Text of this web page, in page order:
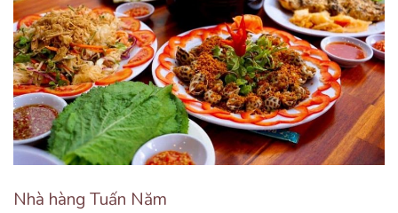
Nhà hàng Tuấn Năm